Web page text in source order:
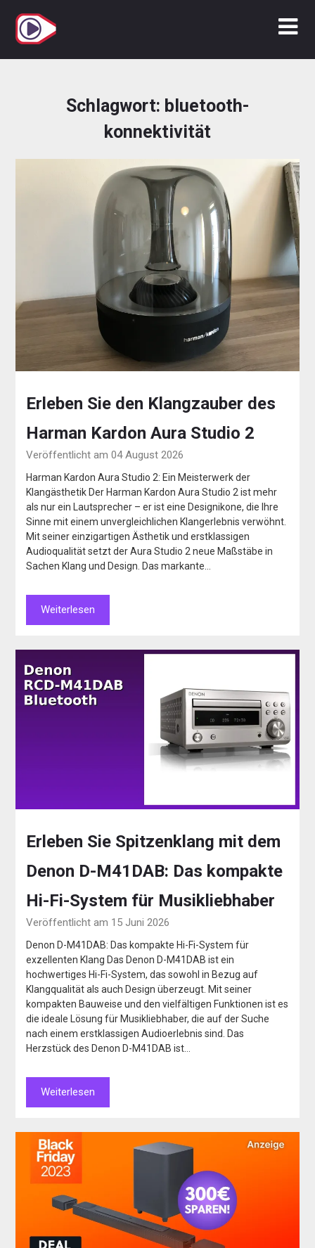
Inhalt
springen
Schlagwort: bluetooth-
konnektivität
Erleben Sie den Klangzauber des
Harman Kardon Aura Studio 2
Veröffentlicht am 04 August 2026
Harman Kardon Aura Studio 2: Ein Meisterwerk der
Klangästhetik Der Harman Kardon Aura Studio 2 ist mehr
als nur ein Lautsprecher – er ist eine Designikone, die Ihre
Sinne mit einem unvergleichlichen Klangerlebnis verwöhnt.
Mit seiner einzigartigen Ästhetik und erstklassigen
Audioqualität setzt der Aura Studio 2 neue Maßstäbe in
Sachen Klang und Design. Das markante…
Weiterlesen
Erleben Sie Spitzenklang mit dem
Denon D-M41DAB: Das kompakte
Hi-Fi-System für Musikliebhaber
Veröffentlicht am 15 Juni 2026
Denon D-M41DAB: Das kompakte Hi-Fi-System für
exzellenten Klang Das Denon D-M41DAB ist ein
hochwertiges Hi-Fi-System, das sowohl in Bezug auf
Klangqualität als auch Design überzeugt. Mit seiner
kompakten Bauweise und den vielfältigen Funktionen ist es
die ideale Lösung für Musikliebhaber, die auf der Suche
nach einem erstklassigen Audioerlebnis sind. Das
Herzstück des Denon D-M41DAB ist…
Weiterlesen